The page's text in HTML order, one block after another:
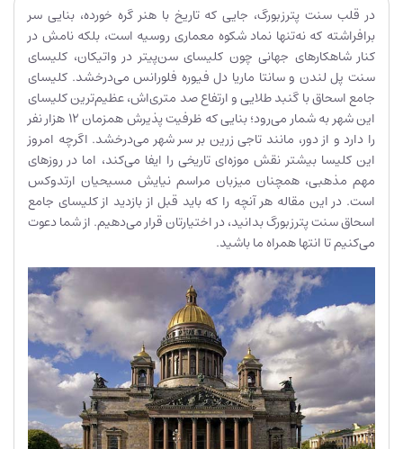
در قلب سنت پترزبورگ، جایی که تاریخ با هنر گره خورده، بنایی سر
برافراشته که نه‌تنها نماد شکوه معماری روسیه است، بلکه نامش در
کنار شاهکارهای جهانی چون کلیسای سن‌پیتر در واتیکان، کلیسای
سنت پل لندن و سانتا ماریا دل فیوره فلورانس می‌درخشد. کلیسای
جامع اسحاق با گنبد طلایی و ارتفاع صد متری‌اش، عظیم‌ترین کلیسای
این شهر به شمار می‌رود؛ بنایی که ظرفیت پذیرش همزمان ۱۲ هزار نفر
را دارد و از دور، مانند تاجی زرین بر سر شهر می‌درخشد. اگرچه امروز
این کلیسا بیشتر نقش موزه‌ای تاریخی را ایفا می‌کند، اما در روزهای
مهم مذهبی، همچنان میزبان مراسم نیایش مسیحیان ارتدوکس
است. در این مقاله هر آنچه را که باید قبل از بازدید از کلیسای جامع
اسحاق سنت پترزبورگ بدانید، در اختیارتان قرار می‌دهیم. از شما دعوت
می‌کنیم تا انتها همراه ما باشید.